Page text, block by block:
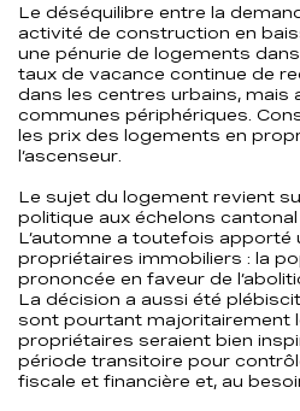
Le déséquilibre entre la
activité de construction en
une pénurie de logements
taux de vacance continue de
dans les centres urbains, mais
communes périphériques.
les prix des logements en
l’ascenseur.
Le sujet du logement revient
politique aux échelons
L’automne a toutefois apporté
propriétaires immobiliers : la
prononcée en faveur de
La décision a aussi été
sont pourtant majoritairement
propriétaires seraient bien
période transitoire pour
fiscale et financière et, au